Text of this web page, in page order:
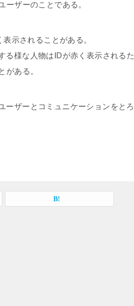
ーザーのことである。
示されることがある。
る様な人物はIDが赤く表示されるた
がある。
ーザーとコミュニケーションをとろ